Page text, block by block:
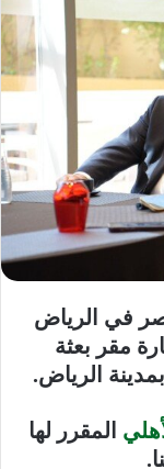
في الرياض
مقر بعثة
الرياض.
المقرر لها